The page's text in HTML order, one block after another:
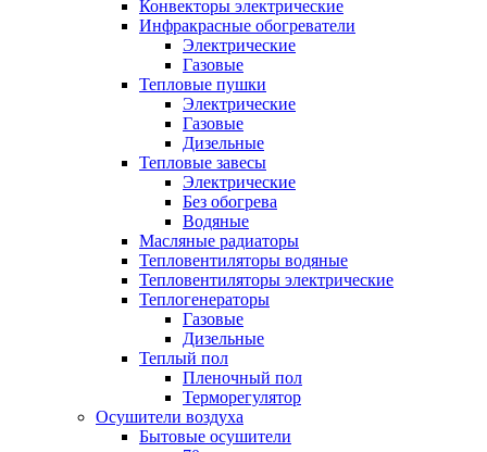
Конвекторы электрические
Инфракрасные обогреватели
Электрические
Газовые
Тепловые пушки
Электрические
Газовые
Дизельные
Тепловые завесы
Электрические
Без обогрева
Водяные
Масляные радиаторы
Тепловентиляторы водяные
Тепловентиляторы электрические
Теплогенераторы
Газовые
Дизельные
Теплый пол
Пленочный пол
Терморегулятор
Осушители воздуха
Бытовые осушители